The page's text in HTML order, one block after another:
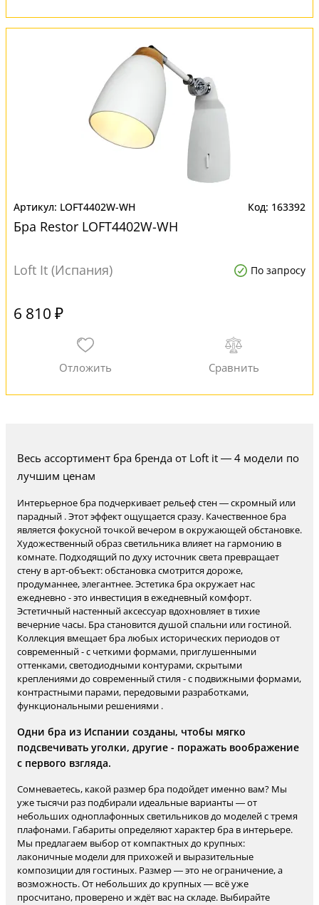
LOFT4402W-WH 163392
Бра Restor LOFT4402W-WH
Loft It (Испания) По запросу
6 810 ₽
Весь ассортимент бра бренда от Loft it — 4 модели по
лучшим ценам
Интерьерное бра подчеркивает рельеф стен — скромный или
парадный . Этот эффект ощущается сразу. Качественное бра
является фокусной точкой вечером в окружающей обстановке.
Художественный образ светильника влияет на гармонию в
комнате. Подходящий по духу источник света превращает
стену в арт-объект: обстановка смотрится дороже,
продуманнее, элегантнее. Эстетика бра окружает нас
ежедневно - это инвестиция в ежедневный комфорт.
Эстетичный настенный аксессуар вдохновляет в тихие
вечерние часы. Бра становится душой спальни или гостиной.
Коллекция вмещает бра любых исторических периодов от
современный - с четкими формами, приглушенными
оттенками, светодиодными контурами, скрытыми
креплениями до современный стиля - с подвижными формами,
контрастными парами, передовыми разработками,
функциональными решениями .
Одни бра из Испании созданы, чтобы мягко
подсвечивать уголки, другие - поражать воображение
с первого взгляда.
Сомневаетесь, какой размер бра подойдет именно вам? Мы
уже тысячи раз подбирали идеальные варианты — от
небольших одноплафонных светильников до моделей с тремя
плафонами. Габариты определяют характер бра в интерьере.
Мы предлагаем выбор от компактных до крупных:
лаконичные модели для прихожей и выразительные
композиции для гостиных. Размер — это не ограничение, а
возможность. От небольших до крупных — всё уже
просчитано, проверено и ждёт вас на складе. Выбирайте